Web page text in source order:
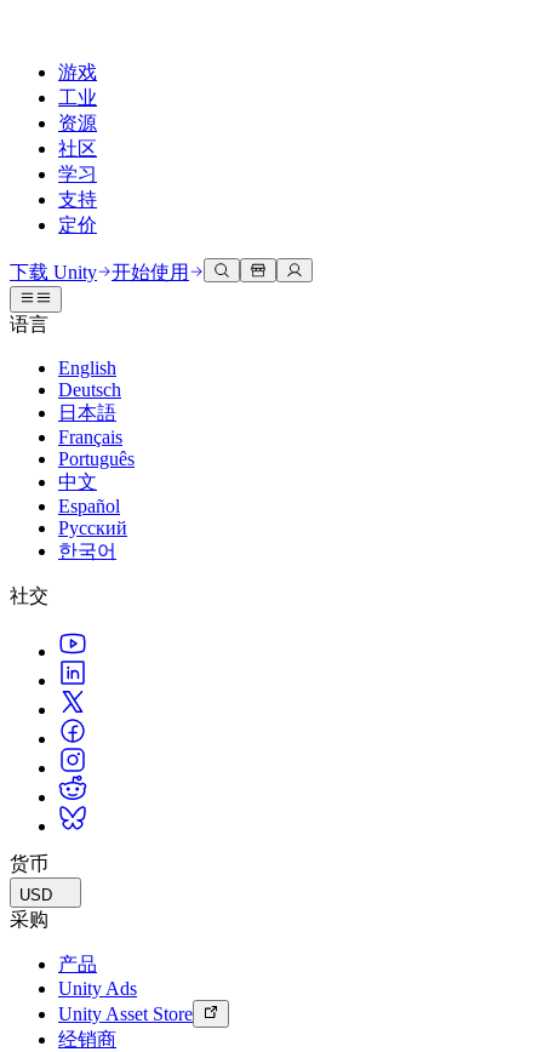
游戏
工业
资源
社区
学习
支持
定价
开发
Unity 引擎
为任何平台构建2D和3D游戏
协作
与团队协作并快速迭代
下载 Unity
计划和定价
部署
探索 Unity 支持的超过 25 个平台
常态化运营
游戏上线后的数据洞察与常态化运营
Grow
用户获取
被发现并获取移动用户
管理跨门店和D2C渠道的IAP（应用内购买）
商业化
通过 Unity 投放广告
使用案例
使用案例
3D协作
实时构建和审查3D项目
沉浸式培训
在沉浸式环境中培训
客户体验
创建互动3D体验
行业
实现运营卓越
零售
将店内体验转化为在线体验
汽车
提升创新能力和车内体验
查看所有行业
技术库
文档
官方用户手册和API参考
开发者工具
发布版本和问题跟踪器
路线图
查看即将推出的功能
技术术语库
案例分析
真实成功案例
最佳实践指南
专家提示和技巧
演示
演示、示例和构建模块
所有资源
新增功能
博客
更新、信息和技术提示
新闻
社区中心
讨论
讨论、解决问题和连接
事件
全球和本地活动
社区故事
Made with Unity
展示Unity创作者
直播活动
Unity奖项
庆祝全球的Unity创作者
适合每个级别
Unity Learn
免费掌握Unity技能
专业培训
通过Unity培训师提升您的团队
Unity新手
准备开始
开始您的学习
你是Unity 新手？开始您的旅程
使用指南
可操作的技巧和最佳实践
教育
对于学生
开启您的职业生涯
增强您的教学
教育资助许可证
认证
证明您的Unity精通
支持选项
获取帮助
帮助您在Unity中取得成功
成功计划
通过专家支持更快实现目标
常见问题解答
常见问题解答
联系我们
下载 Unity 开始使用
语言
English
Deutsch
日本語
Français
Português
中文
Español
Русский
한국어
社交
货币
USD
采购
产品
Unity Ads
Unity Asset Store
经销商